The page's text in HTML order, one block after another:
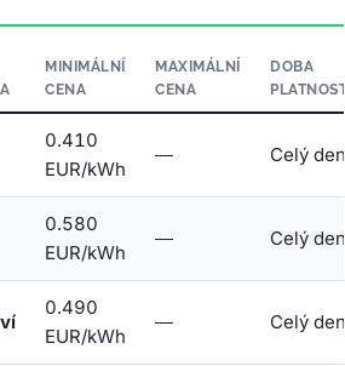
MINIMÁLNÍ
CENA
MAXIMÁLNÍ
CENA
DOBA
PLATNOSTI
0.410
EUR/kWh
— Celý den
0.580
EUR/kWh
— Celý den
0.490
EUR/kWh
— Celý den